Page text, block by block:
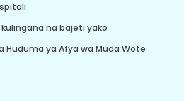
na bajeti yako
Huduma ya Afya wa Muda Wote